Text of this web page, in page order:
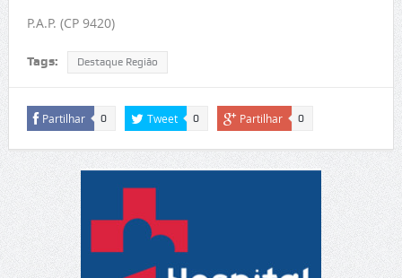
P.A.P. (CP 9420)
Tags: Destaque Região
Partilhar 0 Tweet 0 Partilhar 0